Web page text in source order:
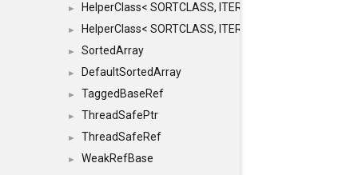
► HelperClass< SORTCLASS, ITERATOR, CONTENT,
► HelperClass< SORTCLASS, ITERATOR, CONTENT,
► SortedArray
► DefaultSortedArray
► TaggedBaseRef
► ThreadSafePtr
► ThreadSafeRef
►
WeakRefBase